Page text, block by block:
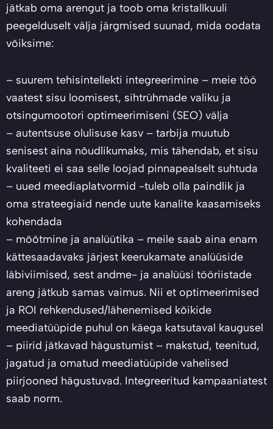
jätkab oma arengut ja toob oma kristallkuuli
peegelduselt välja järgmised suunad, mida oodata
võiksime:
– suurem tehisintellekti integreerimine – meie töö
vaatest sisu loomisest, sihtrühmade valiku ja
otsingumootori optimeerimiseni (SEO) välja
– autentsuse olulisuse kasv – tarbija muutub
senisest aina nõudlikumaks, mis tähendab, et sisu
kvaliteeti ei saa selle loojad pinnapealselt suhtuda
– uued meediaplatvormid -tuleb olla paindlik ja
oma strateegiaid nende uute kanalite kaasamiseks
kohendada
– mõõtmine ja analüütika – meile saab aina enam
kättesaadavaks järjest keerukamate analüüside
läbiviimised, sest andme- ja analüüsi tööriistade
areng jätkub samas vaimus. Nii et optimeerimised
ja ROI rehkendused/lähenemised kõikide
meediatüüpide puhul on käega katsutaval kaugusel
– piirid jätkavad hägustumist – makstud, teenitud,
jagatud ja omatud meediatüüpide vahelised
piirjooned hägustuvad. Integreeritud kampaaniatest
saab norm.